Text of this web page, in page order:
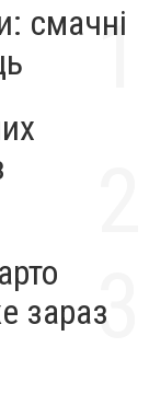
смачні
зараз